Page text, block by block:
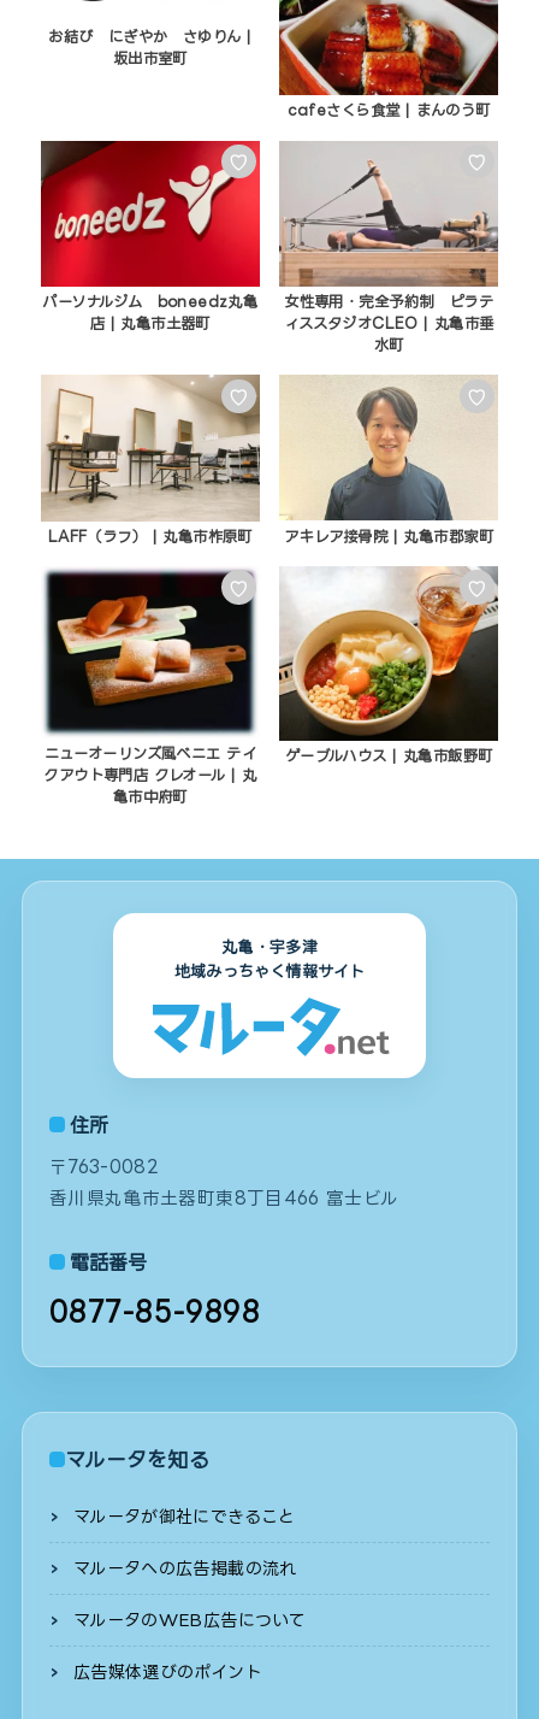
お結び にぎやか さゆりん |
坂出市室町
cafeさくら食堂 | まんのう町
♡
パーソナルジム boneedz丸亀
店 | 丸亀市土器町
♡
女性専用・完全予約制 ピラテ
ィススタジオCLEO | 丸亀市垂
水町
♡
LAFF（ラフ） | 丸亀市柞原町
♡
アキレア接骨院 | 丸亀市郡家町
♡
ニューオーリンズ風ベニエ テイ
クアウト専門店 クレオール | 丸
亀市中府町
♡
ゲーブルハウス | 丸亀市飯野町
丸亀・宇多津
地域みっちゃく情報サイト
住所
〒763-0082
香川県丸亀市土器町東8丁目466 富士ビル
電話番号
0877-85-9898
マルータを知る
マルータが御社にできること
マルータへの広告掲載の流れ
マルータのWEB広告について
広告媒体選びのポイント